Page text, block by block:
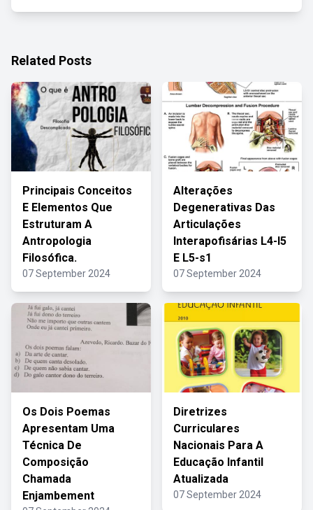
Related Posts
Principais Conceitos
E Elementos Que
Estruturam A
Antropologia
Filosófica.
07 September 2024
Alterações
Degenerativas Das
Articulações
Interapofisárias L4-l5
E L5-s1
07 September 2024
Os Dois Poemas
Apresentam Uma
Técnica De
Composição
Chamada
Enjambement
Diretrizes
Curriculares
Nacionais Para A
Educação Infantil
Atualizada
07 September 2024